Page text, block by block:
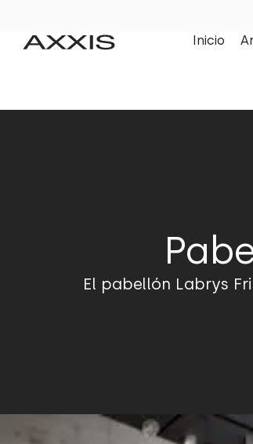
Inicio
El pabellón Labrys